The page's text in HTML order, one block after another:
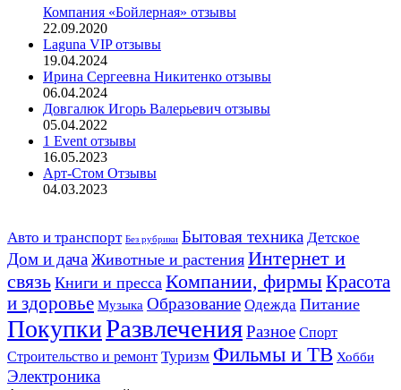
Компания «Бойлерная» отзывы
22.09.2020
Laguna VIP отзывы
19.04.2024
Ирина Сергеевна Никитенко отзывы
06.04.2024
Довгалюк Игорь Валерьевич отзывы
05.04.2022
1 Event отзывы
16.05.2023
Арт-Стом Отзывы
04.03.2023
Авто и транспорт Без рубрики Бытовая техника Детское
Дом и дача Животные и растения Интернет и
связь Книги и пресса Компании, фирмыКрасота
и здоровье Музыка Образование Одежда Питание
ПокупкиРазвлеченияРазное Спорт
Строительство и ремонт Туризм Фильмы и ТВ Хобби
Электроника